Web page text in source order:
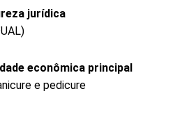
jurídica
econômica principal
e pedicure